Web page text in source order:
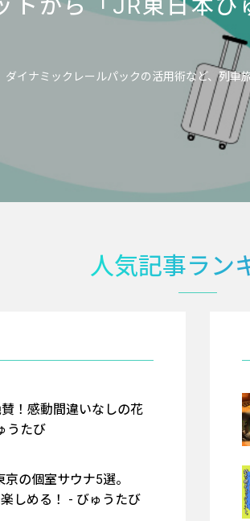
トから「JR東日本
イナミックレールパックの活用術など、列車
人気記事ラン
！感動間違いなしの花
うたび
の個室サウナ5選。
しめる！ - びゅうたび